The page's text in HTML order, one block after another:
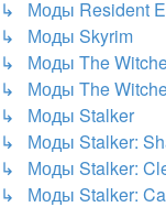
↳ Моды Resident
↳ Моды Skyrim
↳ Моды The
↳ Моды The
↳ Моды Stalker
↳ Моды Stalker:
↳ Моды Stalker:
↳ Моды Stalker: